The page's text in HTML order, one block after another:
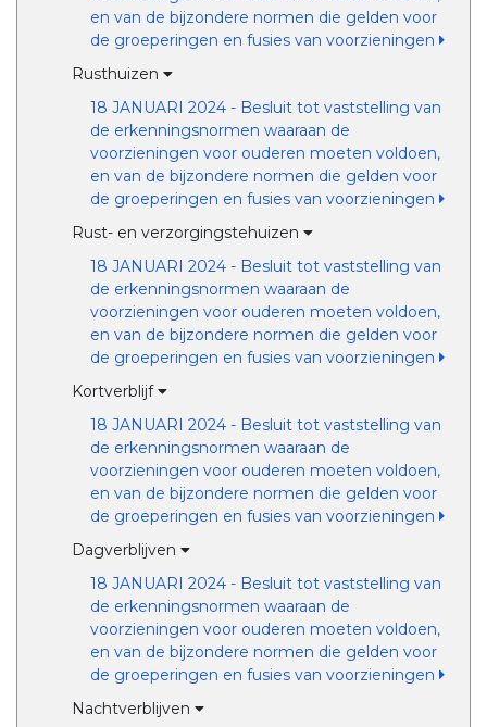
en van de bijzondere normen die gelden voor
de groeperingen en fusies van voorzieningen
Rusthuizen
18 JANUARI 2024 - Besluit tot vaststelling van
de erkenningsnormen waaraan de
voorzieningen voor ouderen moeten voldoen,
en van de bijzondere normen die gelden voor
de groeperingen en fusies van voorzieningen
Rust- en verzorgingstehuizen
18 JANUARI 2024 - Besluit tot vaststelling van
de erkenningsnormen waaraan de
voorzieningen voor ouderen moeten voldoen,
en van de bijzondere normen die gelden voor
de groeperingen en fusies van voorzieningen
Kortverblijf
18 JANUARI 2024 - Besluit tot vaststelling van
de erkenningsnormen waaraan de
voorzieningen voor ouderen moeten voldoen,
en van de bijzondere normen die gelden voor
de groeperingen en fusies van voorzieningen
Dagverblijven
18 JANUARI 2024 - Besluit tot vaststelling van
de erkenningsnormen waaraan de
voorzieningen voor ouderen moeten voldoen,
en van de bijzondere normen die gelden voor
de groeperingen en fusies van voorzieningen
Nachtverblijven